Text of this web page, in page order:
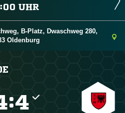

B-Platz, Dwaschweg 280,
Oldenburg
: